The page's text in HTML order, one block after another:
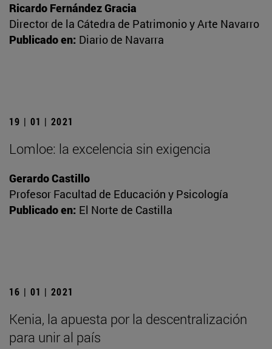
Ricardo Fernández Gracia
Director de la Cátedra de Patrimonio y Arte Navarro
Publicado en: Diario de Navarra
19 | 01 | 2021
Lomloe: la excelencia sin exigencia
Gerardo Castillo
Profesor Facultad de Educación y Psicología
Publicado en: El Norte de Castilla
16 | 01 | 2021
Kenia, la apuesta por la descentralización
para unir al país